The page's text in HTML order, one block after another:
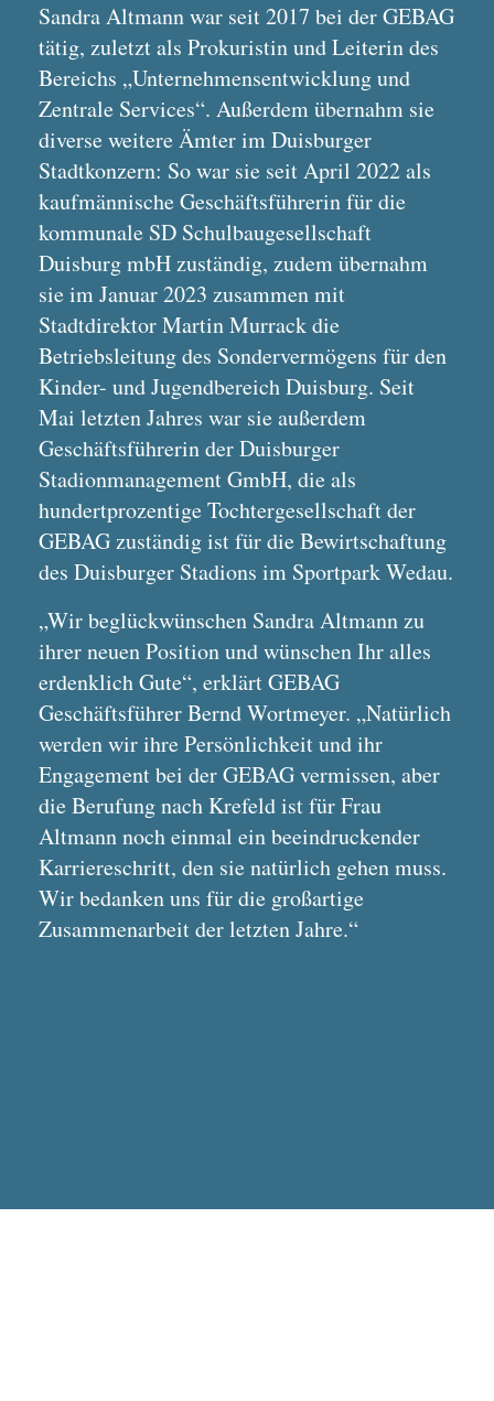
Sandra Altmann war seit 2017 bei der GEBAG
tätig, zuletzt als Prokuristin und Leiterin des
Bereichs „Unternehmensentwicklung und
Zentrale Services“. Außerdem übernahm sie
diverse weitere Ämter im Duisburger
Stadtkonzern: So war sie seit April 2022 als
kaufmännische Geschäftsführerin für die
kommunale SD Schulbaugesellschaft
Duisburg mbH zuständig, zudem übernahm
sie im Januar 2023 zusammen mit
Stadtdirektor Martin Murrack die
Betriebsleitung des Sondervermögens für den
Kinder- und Jugendbereich Duisburg. Seit
Mai letzten Jahres war sie außerdem
Geschäftsführerin der Duisburger
Stadionmanagement GmbH, die als
hundertprozentige Tochtergesellschaft der
GEBAG zuständig ist für die Bewirtschaftung
des Duisburger Stadions im Sportpark Wedau.
„Wir beglückwünschen Sandra Altmann zu
ihrer neuen Position und wünschen Ihr alles
erdenklich Gute“, erklärt GEBAG
Geschäftsführer Bernd Wortmeyer. „Natürlich
werden wir ihre Persönlichkeit und ihr
Engagement bei der GEBAG vermissen, aber
die Berufung nach Krefeld ist für Frau
Altmann noch einmal ein beeindruckender
Karriereschritt, den sie natürlich gehen muss.
Wir bedanken uns für die großartige
Zusammenarbeit der letzten Jahre.“